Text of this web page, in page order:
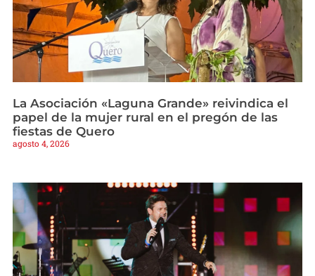
La Asociación «Laguna Grande» reivindica el
papel de la mujer rural en el pregón de las
fiestas de Quero
agosto 4, 2026